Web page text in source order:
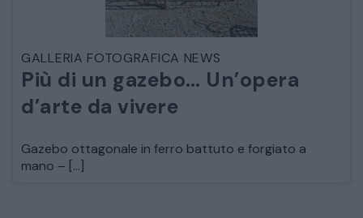
GALLERIA FOTOGRAFICA NEWS
Più di un gazebo… Un’opera
d’arte da vivere
Gazebo ottagonale in ferro battuto e forgiato a
mano – […]